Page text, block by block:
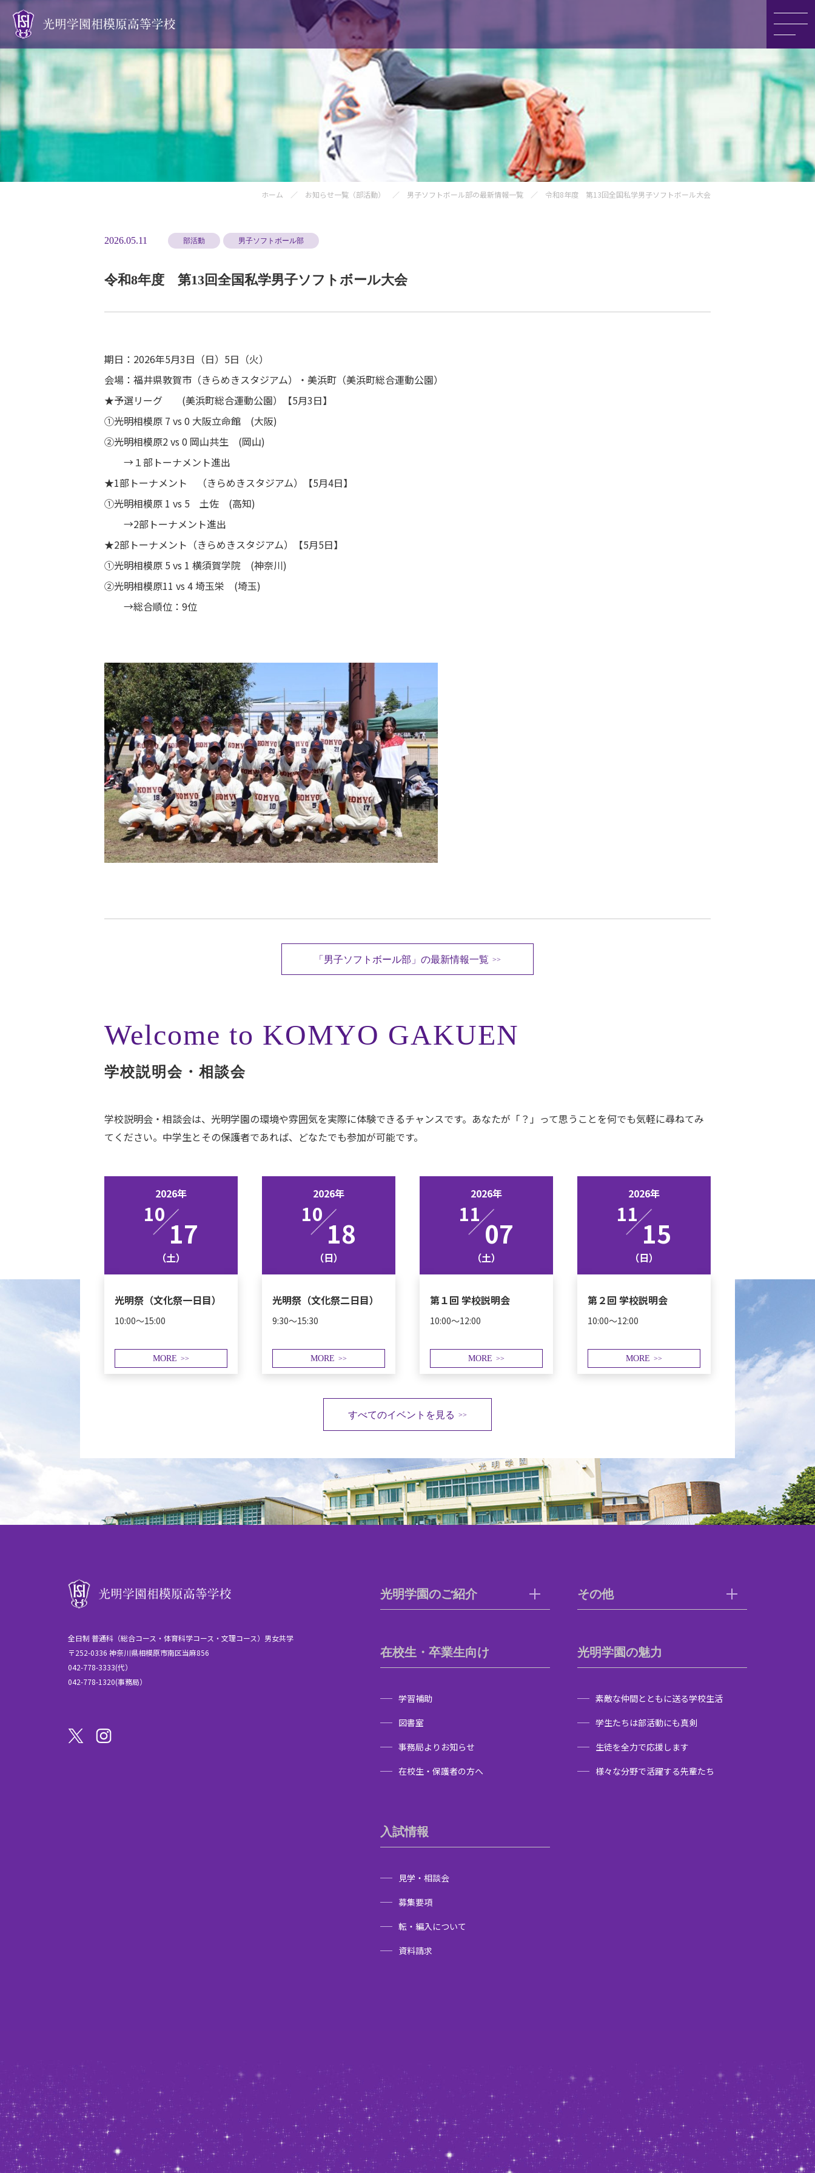
ホーム ／ お知らせ一覧（部活動） ／ 男子ソフトボール部の最新情報一覧 ／ 令和8年度 第13回全国私学男子ソフトボール大会
2026.05.11 部活動 男子ソフトボール部
令和8年度 第13回全国私学男子ソフトボール大会
期日：2026年5月3日（日）5日（火）
会場：福井県敦賀市（きらめきスタジアム）・美浜町（美浜町総合運動公園）
★予選リーグ (美浜町総合運動公園）【5月3日】
①光明相模原 7 vs 0 大阪立命館 (大阪)
②光明相模原2 vs 0 岡山共生 (岡山)
→１部トーナメント進出
★1部トーナメント （きらめきスタジアム）【5月4日】
①光明相模原 1 vs 5 土佐 (高知)
→2部トーナメント進出
★2部トーナメント（きらめきスタジアム）【5月5日】
①光明相模原 5 vs 1 横須賀学院 (神奈川)
②光明相模原11 vs 4 埼玉栄 (埼玉)
→総合順位：9位
「男子ソフトボール部」の最新情報一覧 >>
Welcome to KOMYO GAKUEN
学校説明会・相談会
学校説明会・相談会は、光明学園の環境や雰囲気を実際に体験できるチャンスです。あなたが「？」って思うことを何でも気軽に尋ねてみ
てください。中学生とその保護者であれば、どなたでも参加が可能です。
2026年
10
17
（土）
光明祭（文化祭一日目）
10:00～15:00
MORE >>
2026年
10
18
（日）
光明祭（文化祭二日目）
9:30～15:30
MORE >>
2026年
11
07
（土）
第１回 学校説明会
10:00～12:00
MORE >>
2026年
11
15
（日）
第２回 学校説明会
10:00～12:00
MORE >>
すべてのイベントを見る >>
光明学園のご紹介 その他
在校生・卒業生向け
学習補助
図書室
事務局よりお知らせ
在校生・保護者の方へ
光明学園の魅力
素敵な仲間とともに送る学校生活
学生たちは部活動にも真剣
生徒を全力で応援します
様々な分野で活躍する先輩たち
入試情報
見学・相談会
募集要項
転・編入について
資料請求
全日制 普通科（総合コース・体育科学コース・文理コース）男女共学
〒252-0336 神奈川県相模原市南区当麻856
042-778-3333(代）
042-778-1320(事務局）
光明学園の魅力
素敵な仲間とともに送る学校生活
光明学園のご紹介
学園案内
【コース紹介】総合コース
【コース紹介】体育科学コース
進路データ（実績）
クラブ活動
いじめ防止基本方針
入試情報
見学・相談会
募集要項
転・編入について
アクセス >>
在校生・卒業生向け
図書室
事務局よりお知らせ